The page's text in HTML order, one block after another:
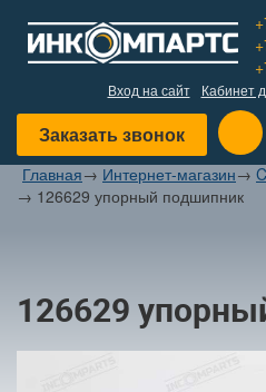
Вход на сайт Кабинет
Заказать звонок
Главная→ Интернет-магазин→
→ 126629 упорный подшипник
126629